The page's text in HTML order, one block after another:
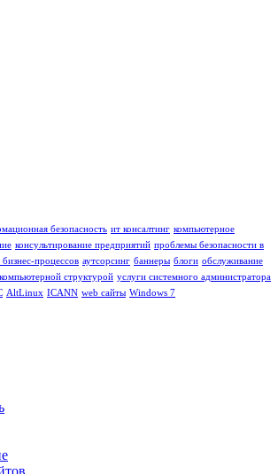
безопасность ит консалтинг компьютерное
консультирование предприятий проблемы безопасности в
бизнес-процессов аутсорсинг баннеры блоги обслуживание
структурой услуги системного администратора
AltLinux ICANN web сайты Windows 7